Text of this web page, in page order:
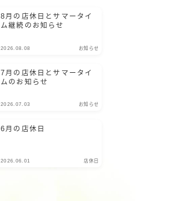
8月の店休日とサマータイ
ム継続のお知らせ
2026.08.08 お知らせ
7月の店休日とサマータイ
ムのお知らせ
2026.07.03 お知らせ
6月の店休日
2026.06.01 店休日